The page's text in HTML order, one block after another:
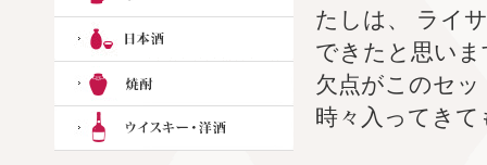
たしは、 ライ
できたと思いま
欠点がこのセ
時々入ってき